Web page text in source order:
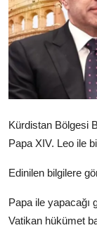
Yazarlar
Arşiv
İletişim
Türkçe
Kürdistan Bölgesi
Papa XIV. Leo ile
Edinilen bilgilere
Papa ile yapacağı
Vatikan hükümet